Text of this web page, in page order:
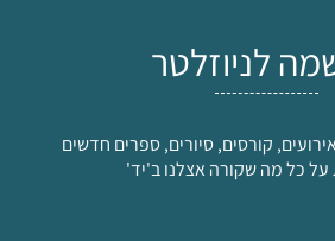
לניוזלטר
קורסים, סיורים, ספרים חדשים
כל מה שקורה אצלנו ב'יד'